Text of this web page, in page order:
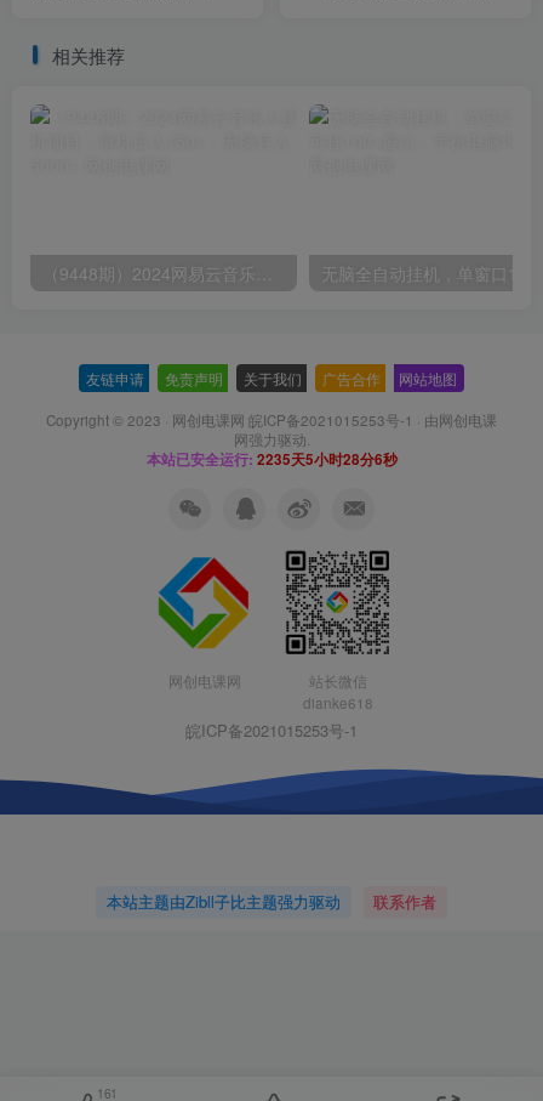
相关推荐
友链申请 免责声明 关于我们 广告合作 网站地图
Copyright © 2023 · 网创电课网 皖ICP备2021015253号-1 · 由网创电课
网强力驱动.
本站已安全运行: 2235天5小时28分7秒
网创电课网
站长微信
dianke618
皖ICP备2021015253号-1
161
本站主题由Zibll子比主题强力驱动 联系作者